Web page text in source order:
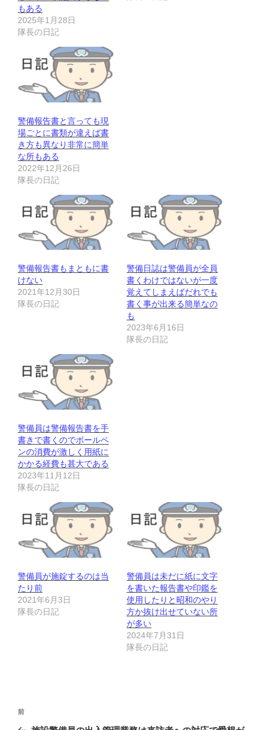
もある
2025年1月28日
隊長の日記
警備報告書と言っても現
場ごとに書類が違えば書
き方も異なり非常に簡単
な所もある
2022年12月26日
隊長の日記
警備報告書もまともに書
けない
2021年12月30日
隊長の日記
警備日誌は警備員が全員
書くわけではないが一度
覚えてしまえばだれでも
書く事が出来る簡単なの
も
2023年6月16日
隊長の日記
警備員は警備報告書を手
書きで書くのでボールペ
ンの消費が激しく用紙に
かかる経費も甚大である
2023年11月12日
隊長の日記
警備員が施錠するのは当
たり前
2021年6月3日
隊長の日記
警備員は未だに紙に文字
を書いた報告書や印鑑を
使用したりと昭和のやり
方か抜け出せていない所
が多い
2024年7月31日
隊長の日記
投
前
の
前